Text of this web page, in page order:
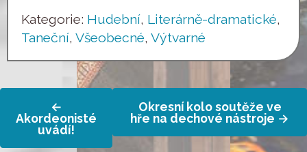
Kategorie: Hudební, Literárně-dramatické,
Taneční,Všeobecné,Výtvarné
Navigace
pro
příspěvek
←
Akordeonisté
uvádí!
Okresní kolo soutěže ve
hře na dechové nástroje →